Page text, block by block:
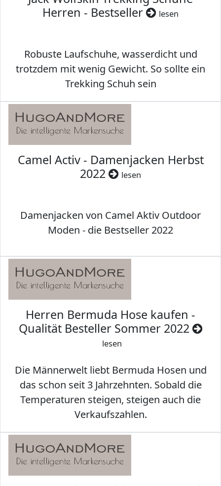
Herren - Bestseller
lesen
Robuste Laufschuhe, wasserdicht und
trotzdem mit wenig Gewicht. So sollte ein
Trekking Schuh sein
Camel Activ - Damenjacken Herbst
2022
lesen
Damenjacken von Camel Aktiv Outdoor
Moden - die Bestseller 2022
Herren Bermuda Hose kaufen -
Qualität Besteller Sommer 2022
lesen
Die Männerwelt liebt Bermuda Hosen und
das schon seit 3 Jahrzehnten. Sobald die
Temperaturen steigen, steigen auch die
Verkaufszahlen.